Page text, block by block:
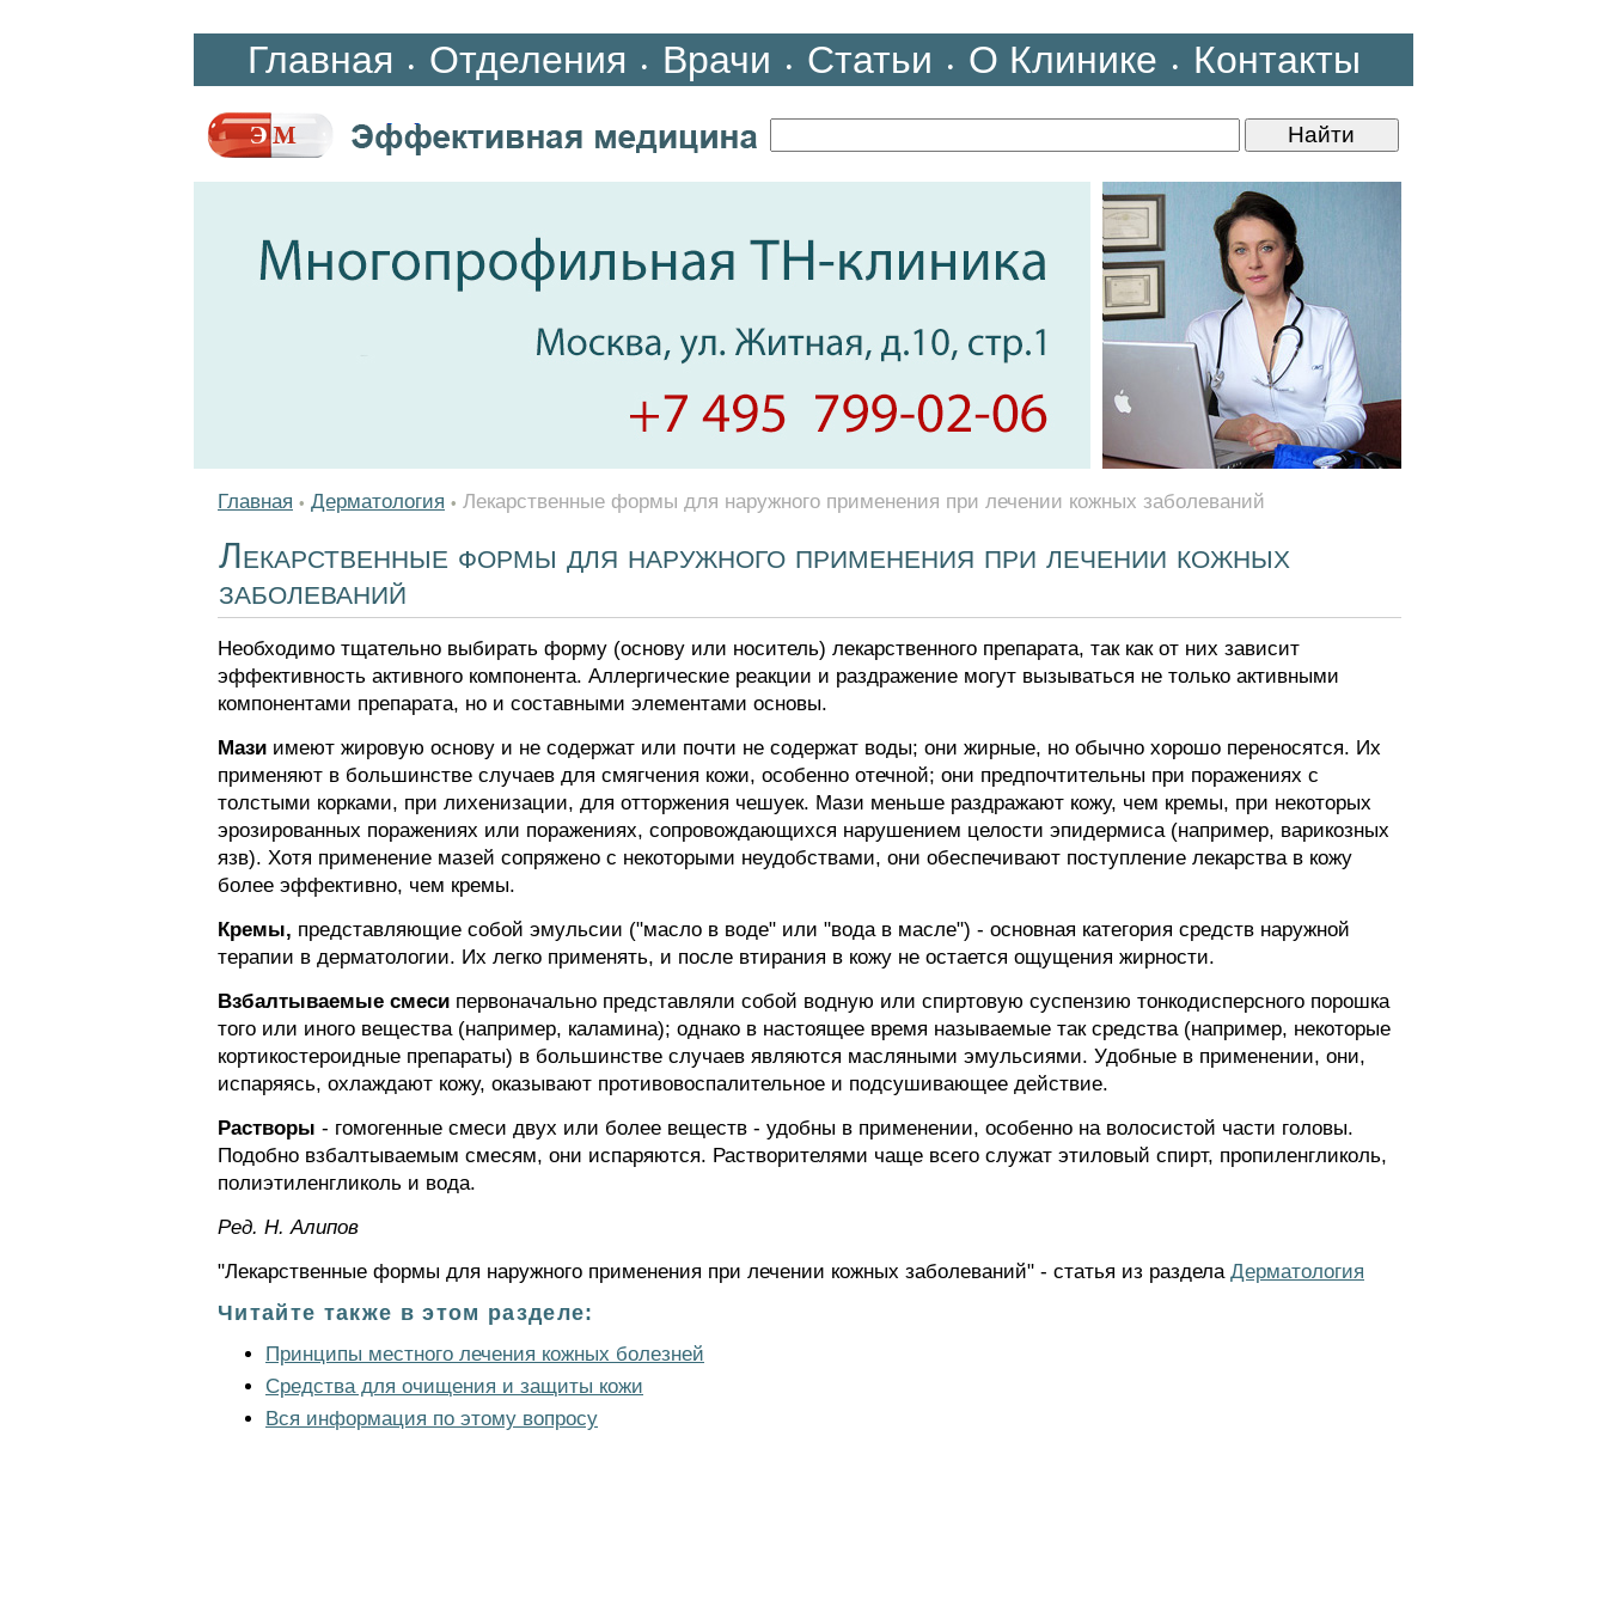
Главная • Отделения • Врачи • Статьи • О Клинике • Контакты
Главная • Дерматология • Лекарственные формы для наружного применения при лечении кожных заболеваний
Лекарственные формы для наружного применения при лечении кожных
заболеваний
Необходимо тщательно выбирать форму (основу или носитель) лекарственного препарата, так как от них зависит
эффективность активного компонента. Аллергические реакции и раздражение могут вызываться не только активными
компонентами препарата, но и составными элементами основы.
Мази имеют жировую основу и не содержат или почти не содержат воды; они жирные, но обычно хорошо переносятся. Их
применяют в большинстве случаев для смягчения кожи, особенно отечной; они предпочтительны при поражениях с
толстыми корками, при лихенизации, для отторжения чешуек. Мази меньше раздражают кожу, чем кремы, при некоторых
эрозированных поражениях или поражениях, сопровождающихся нарушением целости эпидермиса (например, варикозных
язв). Хотя применение мазей сопряжено с некоторыми неудобствами, они обеспечивают поступление лекарства в кожу
более эффективно, чем кремы.
Кремы, представляющие собой эмульсии ("масло в воде" или "вода в масле") - основная категория средств наружной
терапии в дерматологии. Их легко применять, и после втирания в кожу не остается ощущения жирности.
Взбалтываемые смеси первоначально представляли собой водную или спиртовую суспензию тонкодисперсного порошка
того или иного вещества (например, каламина); однако в настоящее время называемые так средства (например, некоторые
кортикостероидные препараты) в большинстве случаев являются масляными эмульсиями. Удобные в применении, они,
испаряясь, охлаждают кожу, оказывают противовоспалительное и подсушивающее действие.
Растворы - гомогенные смеси двух или более веществ - удобны в применении, особенно на волосистой части головы.
Подобно взбалтываемым смесям, они испаряются. Растворителями чаще всего служат этиловый спирт, пропиленгликоль,
полиэтиленгликоль и вода.
Ред. Н. Алипов
"Лекарственные формы для наружного применения при лечении кожных заболеваний" - статья из раздела Дерматология
Читайте также в этом разделе:
Принципы местного лечения кожных болезней
Средства для очищения и защиты кожи
Вся информация по этому вопросу